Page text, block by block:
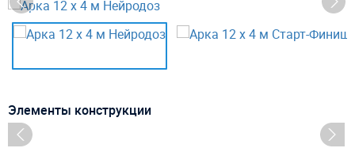
Элементы конструкции